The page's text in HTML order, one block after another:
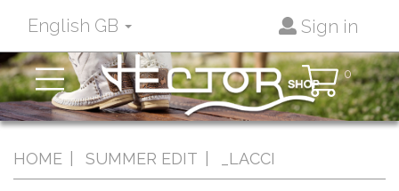
Sign in
English GB
Toggle
navigation
0
HOME SUMMER EDIT _LACCI